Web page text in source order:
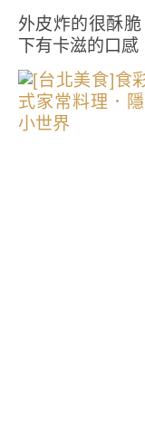
外皮炸的很酥
下有卡滋的口感